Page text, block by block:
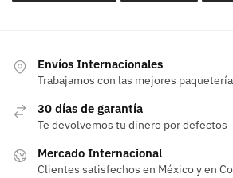
Envíos Internacionales
Trabajamos con las mejores
30 días de garantía
Te devolvemos tu dinero por defectos
Mercado Internacional
Clientes satisfechos en México y en